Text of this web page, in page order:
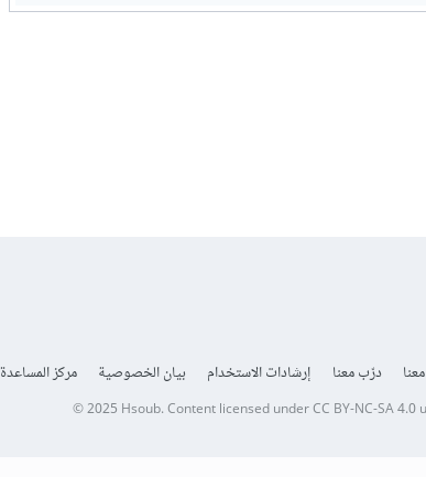
درّب معنا إرشادات الاستخدام بيان الخصوصية مركز المساعدة
© 2025 Hsoub.Content licensed underCC BY-NC-SA 4.0